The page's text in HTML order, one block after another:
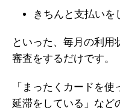
きちんと支払いを
といった、毎月の利用
審査をするだけです。
「まったくカードを
延滞をしている」など